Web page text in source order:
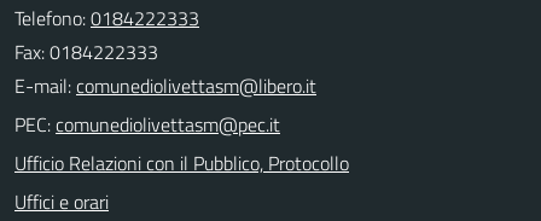
Telefono:0184222333
Fax: 0184222333
E-mail:
PEC:
Ufficio Relazioni con il Pubblico, Protocollo
Uffici e orari